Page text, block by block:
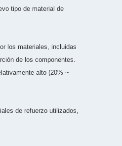
tipo de material de
los materiales, incluidas
de los componentes.
alto (20% ~
de refuerzo utilizados,